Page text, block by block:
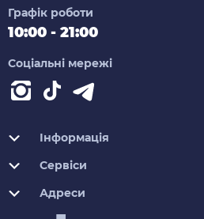
Графік роботи
10:00 - 21:00
Соціальні мережі
Інформація
Сервіси
Адреси